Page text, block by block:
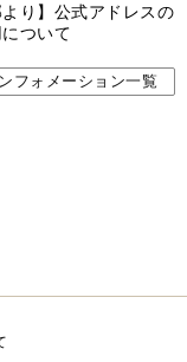
より】公式アドレスの
ついて
フォメーション一覧